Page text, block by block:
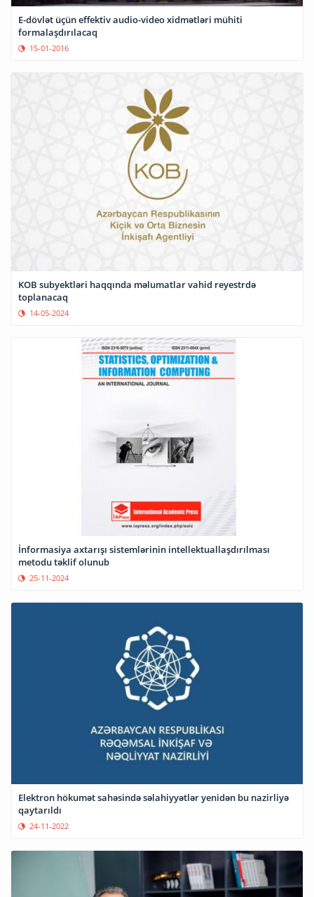
E-dövlət üçün effektiv audio-video xidmətləri mühiti
formalaşdırılacaq
15-01-2016
KOB subyektləri haqqında məlumatlar vahid reyestrdə
toplanacaq
14-05-2024
İnformasiya axtarışı sistemlərinin intellektuallaşdırılması
metodu təklif olunub
25-11-2024
Elektron hökumət sahəsində səlahiyyətlər yenidən bu nazirliyə
qaytarıldı
24-11-2022